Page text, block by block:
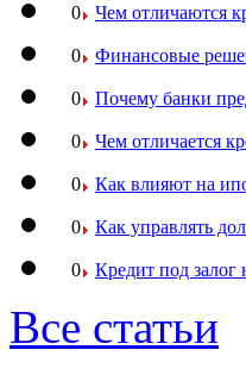
0 Чем отличаются
0 Финансовые
0 Почему банки
0 Чем отличается
0 Как влияют на
0 Как управлять
0 Кредит под
Все статьи